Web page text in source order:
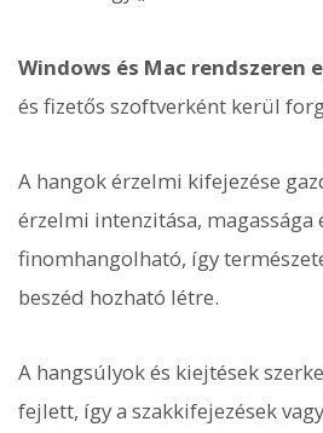
Windows és Mac rendszeren
és fizetős szoftverként kerül
A hangok érzelmi kifejezése
érzelmi intenzitása, magassága
finomhangolható, így
beszéd hozható létre.
A hangsúlyok és kiejtések
fejlett, így a szakkifejezések